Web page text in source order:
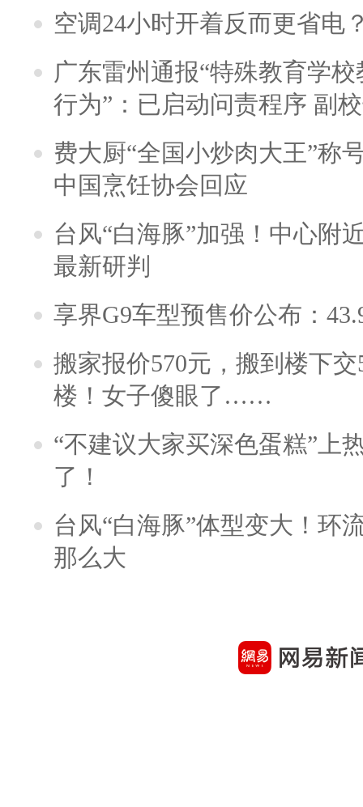
空调24小时开着反而更省电
广东雷州通报“特殊教育学
行为”：已启动问责程序 副
费大厨“全国小炒肉大王”称
中国烹饪协会回应
台风“白海豚”加强！中心附
最新研判
享界G9车型预售价公布：
搬家报价570元，搬到楼下
楼！女子傻眼了……
“不建议大家买深色蛋糕”上
了！
台风“白海豚”体型变大！环
那么大